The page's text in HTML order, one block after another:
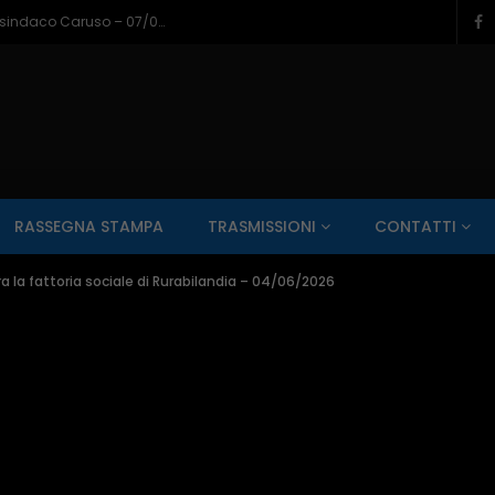
Aumentano le telecamere a Pescara: ora sono 721 in tutta la città – 07/08/2026
RASSEGNA STAMPA TRASMISSIONI
SALUTE AI RAGGI X CONTO ALLA ROVESCIA
CONTATTI
SALUTE AI RAGGI X ZONA SPORT
– 22/06/2026 Inside Abruzzo – 15/06/2026
la fattoria sociale di Rurabilandia – 04/06/2026